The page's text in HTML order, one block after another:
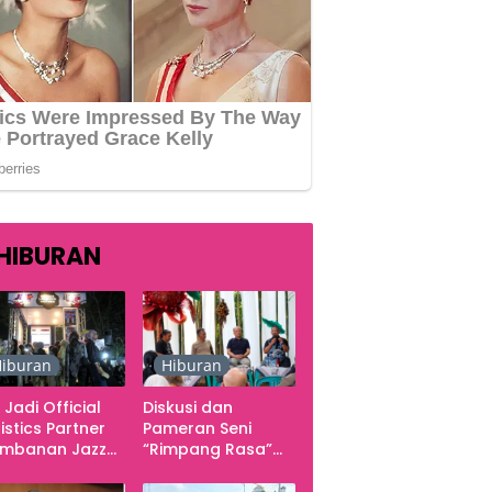
Jadi Official
Partner
Jazz
Hiburan
Diskusi dan
Pameran Seni
“Rimpang Rasa”